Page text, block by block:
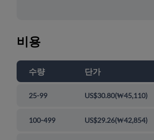
비용
수량 단가
25-99 US$30.80(₩45,110)
100-499 US$29.26(₩42,854)